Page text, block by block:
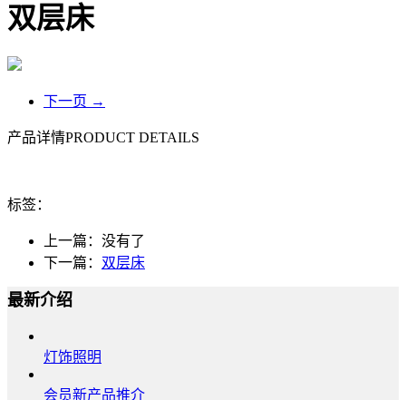
双层床
下一页 →
产品详情PRODUCT DETAILS
标签：
上一篇： 没有了
下一篇： 双层床
最新介绍
灯饰照明
会员新产品推介